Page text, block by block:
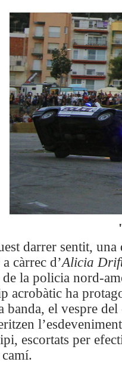
darrer sentit,
càrrec d’Alicia
la policia nord-
acrobàtic ha
banda, el vespre
escortats per